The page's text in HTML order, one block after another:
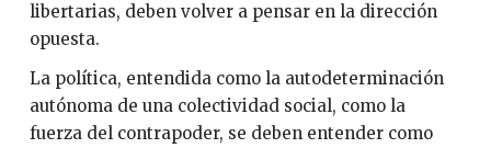
libertarias, deben volver a pensar en la dirección
opuesta.
La política, entendida como la autodeterminación
autónoma de una colectividad social, como la
fuerza del contrapoder, se deben entender como